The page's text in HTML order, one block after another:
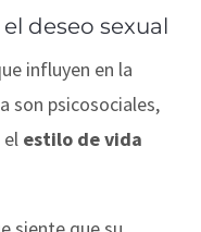
deseo sexual
influyen en la
son psicosociales,
el estilo de vida